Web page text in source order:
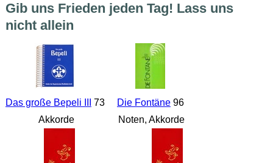
Gib uns Frieden jeden Tag! Lass uns
nicht allein
Das große Bepeli III
73
Akkorde
Die Fontäne96
Noten, Akkorde